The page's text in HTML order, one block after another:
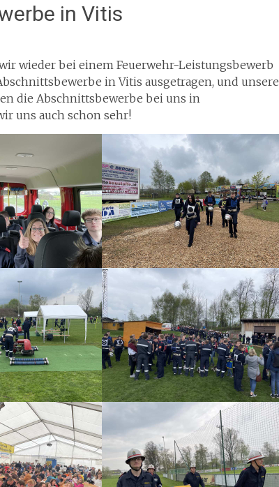
in Vitis
wieder bei einem Feuerwehr-Leistungsbewerb
in Vitis ausgetragen, und unsere
die Abschnittsbewerbe bei uns in
uns auch schon sehr!